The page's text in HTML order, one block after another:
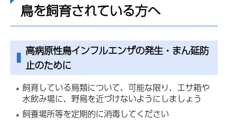
鳥を飼育されている方へ
高病原性鳥インフルエンザの発生・まん延防
止のために
飼育している鳥類について、可能な限り、エサ箱や
水飲み場に、野鳥を近づけないようにしましょう
飼養場所等を定期的に消毒してください